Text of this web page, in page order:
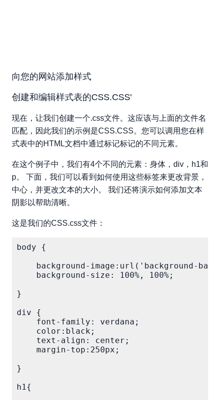
向您的网站添加样式
创建和编辑样式表的CSS.CSS'
现在，让我们创建一个.css文件。这应该与上面的文件名
匹配，因此我们的示例是CSS.CSS。您可以调用您在样
式表中的HTML文档中通过标记标记的不同元素。
在这个例子中，我们有4个不同的元素：身体，div，h1和
p。 下面，我们可以看到如何使用这些标签来更改背景，
中心，并更改文本的大小。 我们还将演示如何添加文本
阴影以帮助清晰。
这是我们的CSS.css文件：
body {
background-image:url('background-
    background-size: 100%, 100%;
}
div {
    font-family: verdana;
    color:black;
    text-align: center;
    margin-top:250px;
}
h1{